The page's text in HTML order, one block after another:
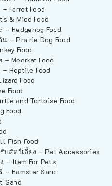
Ferret Food
& Mice Food
– Hedgehog Food
– Prairie Dog Food
Food
– Meerkat Food
Reptile Food
Food
Food
and Tortoise Food
Food
Fish Food
สัตว์เลี้ยง – Pet Accessories
– Item For Pets
– Hamster Sand
Sand